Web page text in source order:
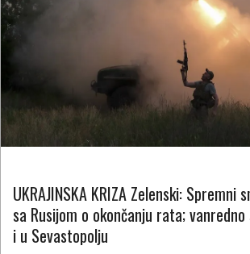
UKRAJINSKA KRIZA Zelenski: Spremni
sa Rusijom o okončanju rata;
i u Sevastopolju